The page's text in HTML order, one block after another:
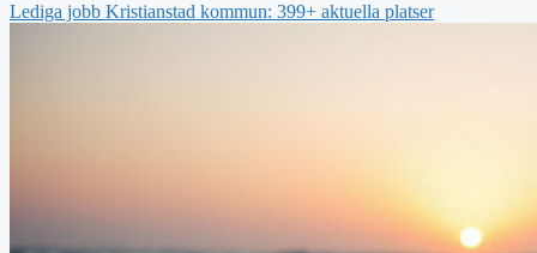
Lediga jobb Kristianstad kommun: 399+ aktuella platser